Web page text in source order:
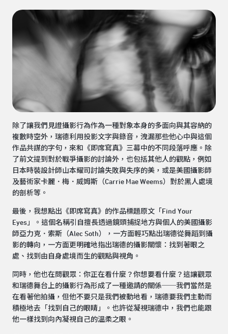
除了讓我們見證攝影行為作為一種對象本身的多面向與其容納的
複數時空外，瑞德利用投影文字與錄音，洩漏那些他心中與這個
作品共謀的字句，來和《即席寫真》三幕中的不同段落呼應。除
了前文提到對於戰爭攝影的討論外，也包括其他人的觀點，例如
日本時裝設計師山本耀司討論失敗與失序的美，或是美國攝影師
及藝術家卡麗．梅．威姆斯（Carrie Mae Weems）對於黑人處境
的剖析等。
最後，我想點出《即席寫真》的作品標題原文「Find Your
Eyes」。這個名稱引自擅長透過鏡頭捕捉地方與個人的美國攝影
師亞力克．索斯（Alec Soth），一方面輕巧點出瑞德從舞蹈到攝
影的轉向，一方面更明確地指出瑞德的攝影關懷：找到著眼之
處、找到由自身處境而生的觀點與視角。
同時，他也在問觀眾：你正在看什麼？你想要看什麼？這讓觀眾
和瑞德舞台上的攝影行為形成了一種邀請的關係──我們當然是
在看著他拍攝，但他不要只是我們被動地看，瑞德要我們主動而
積極地去「找到自己的眼睛」。也許從凝視瑞德中，我們也能跟
他一樣找到向內凝視自己的溫柔之眼。